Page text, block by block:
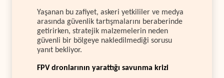
Yaşanan bu zafiyet, askeri yetkililer ve medya
arasında güvenlik tartışmalarını beraberinde
getirirken, stratejik malzemelerin neden
güvenli bir bölgeye nakledilmediği sorusu
yanıt bekliyor.
FPV dronlarının yarattığı savunma krizi